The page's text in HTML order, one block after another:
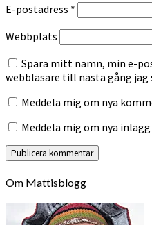
E-postadress *
Webbplats
Spara mitt namn, min e-
webbläsare till nästa gång jag
Meddela mig om nya
Meddela mig om nya
Om Mattisblogg